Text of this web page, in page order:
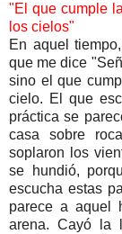
"El que cumple
los cielos"
En aquel
que me dice
sino el que
cielo. El que
práctica se
casa sobre
soplaron los
se hundió,
escucha estas
parece a aquel
arena. Cayó la